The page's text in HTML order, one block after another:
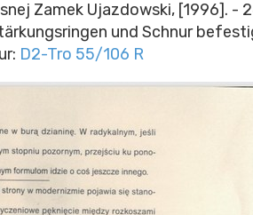
Zamek Ujazdowski, [1996]. -
und Schnur
D2-Tro 55/106 R